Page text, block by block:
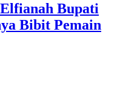
Bupati
Bibit Pemain